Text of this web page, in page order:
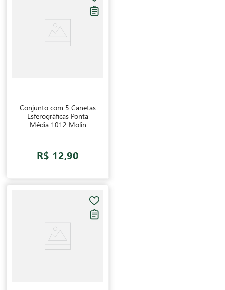
Conjunto com 5 Canetas
Esferográficas Ponta
Média 1012 Molin
R$ 12,90